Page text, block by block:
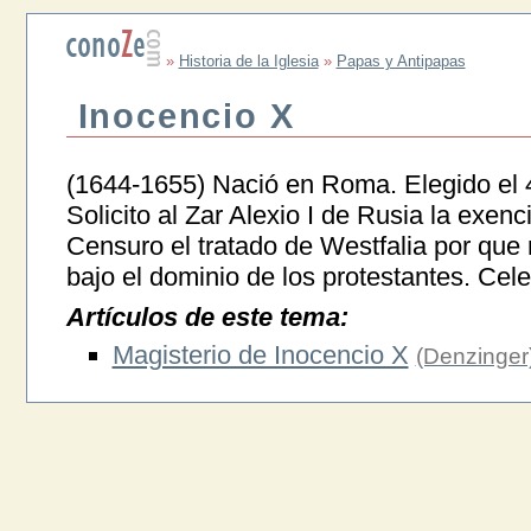
» Historia de la Iglesia» Papas y Antipapas
Inocencio X
(1644-1655) Nació en Roma. Elegido el
Solicito al Zar Alexio I de Rusia la
Censuro el tratado de Westfalia por
bajo el dominio de los protestantes.
Artículos de este tema:
Magisterio de Inocencio X